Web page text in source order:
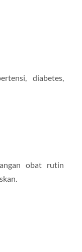
diabetes,
obat rutin